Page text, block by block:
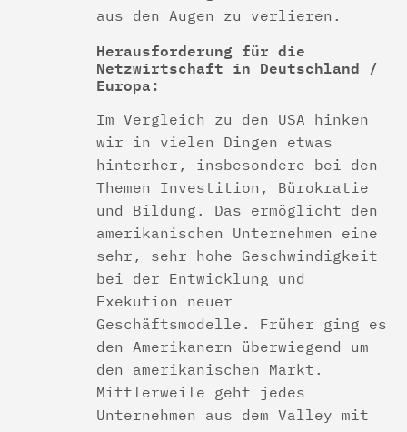
aus den Augen zu verlieren.
Herausforderung für die
Netzwirtschaft in Deutschland /
Europa:
Im Vergleich zu den USA hinken
wir in vielen Dingen etwas
hinterher, insbesondere bei den
Themen Investition, Bürokratie
und Bildung. Das ermöglicht den
amerikanischen Unternehmen eine
sehr, sehr hohe Geschwindigkeit
bei der Entwicklung und
Exekution neuer
Geschäftsmodelle. Früher ging es
den Amerikanern überwiegend um
den amerikanischen Markt.
Mittlerweile geht jedes
Unternehmen aus dem Valley mit